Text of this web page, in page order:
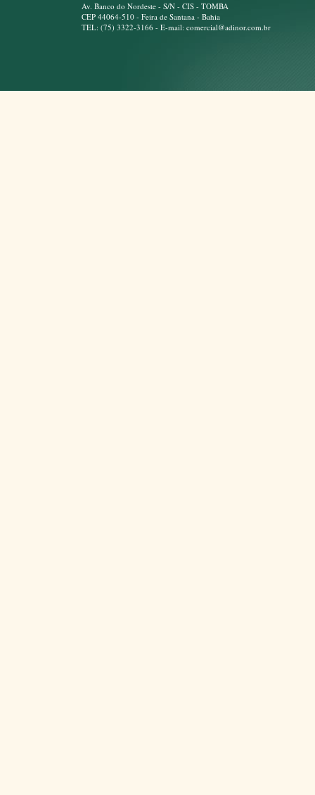
Av. Banco do Nordeste - S/N - CIS - TOMBA
CEP 44064-510 - Feira de Santana - Bahia
TEL: (75) 3322-3166 - E-mail: comercial@adinor.com.br